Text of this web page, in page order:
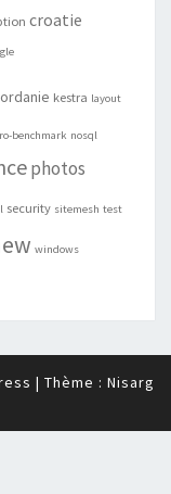
croatie
kestra layout
benchmark nosql
photos
security sitemesh test
windows
| Thème : Nisarg